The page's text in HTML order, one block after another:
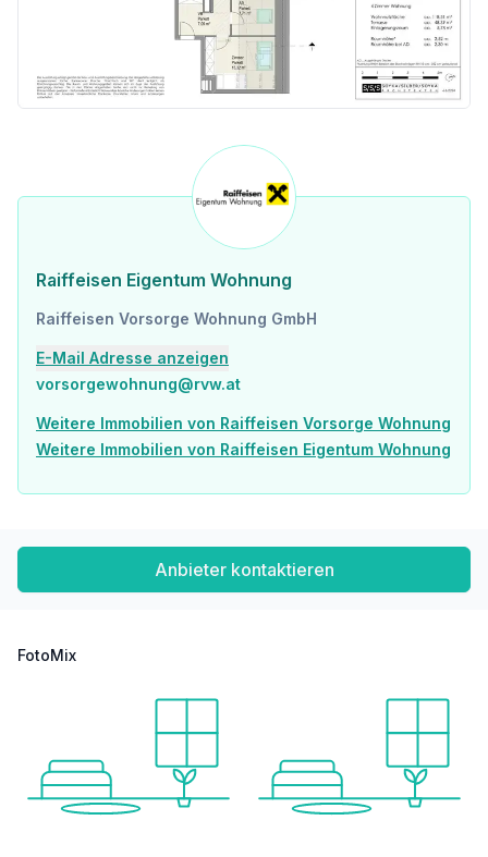
Raiffeisen Eigentum Wohnung
Raiffeisen Vorsorge Wohnung GmbH
E-Mail Adresse anzeigen
vorsorgewohnung@rvw.at
Weitere Immobilien von Raiffeisen Vorsorge Wohnung
Weitere Immobilien von Raiffeisen Eigentum Wohnung
Anbieter kontaktieren
FotoMix